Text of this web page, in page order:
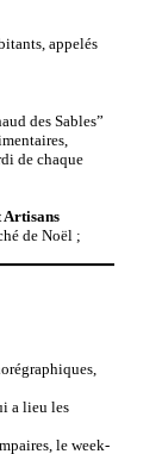
appelés
des Sables”
de Noël ;